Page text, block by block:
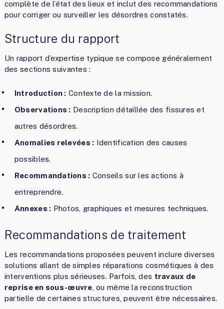
complète de l’état des lieux et inclut des recommandations
pour corriger ou surveiller les désordres constatés.
Structure du rapport
Un rapport d’expertise typique se compose généralement
des sections suivantes :
Introduction : Contexte de la mission.
Observations : Description détaillée des fissures et
autres désordres.
Anomalies relevées : Identification des causes
possibles.
Recommandations : Conseils sur les actions à
entreprendre.
Annexes : Photos, graphiques et mesures techniques.
Recommandations de traitement
Les recommandations proposées peuvent inclure diverses
solutions allant de simples réparations cosmétiques à des
interventions plus sérieuses. Parfois, des travaux de
reprise en sous-œuvre , ou même la reconstruction
partielle de certaines structures, peuvent être nécessaires.